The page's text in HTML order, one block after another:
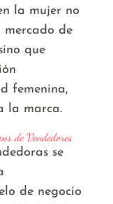
la mujer no
mercado de
que
femenina,
la marca.
de Vendedores
se
de negocio